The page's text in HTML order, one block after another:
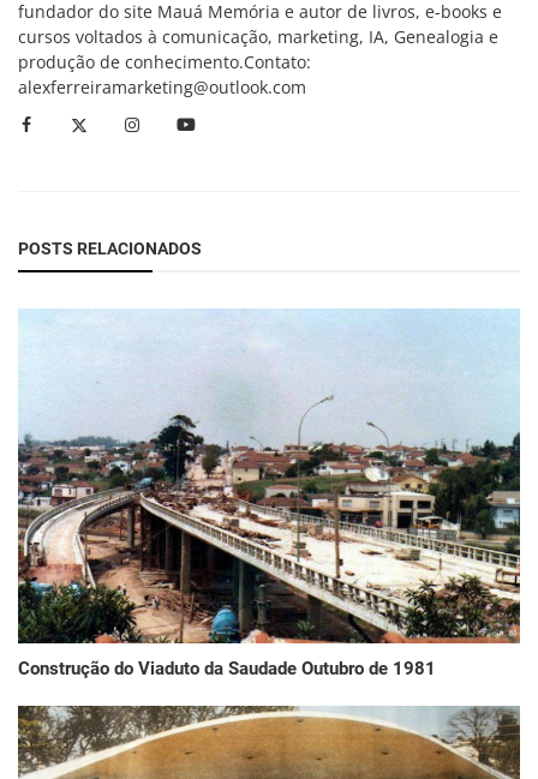
fundador do site Mauá Memória e autor de livros, e-books e
cursos voltados à comunicação, marketing, IA, Genealogia e
produção de conhecimento.Contato:
alexferreiramarketing@outlook.com
POSTS RELACIONADOS
Construção do Viaduto da Saudade Outubro de 1981